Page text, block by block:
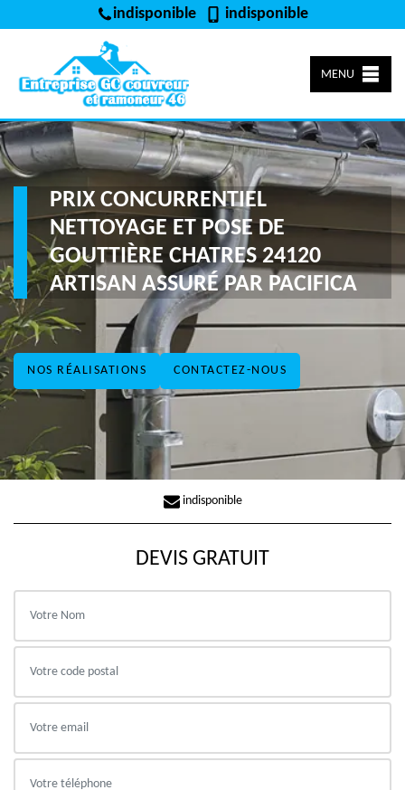
indisponible indisponible
MENU
NOS RÉALISATIONS CONTACTEZ-NOUS
PRIX CONCURRENTIEL
NETTOYAGE ET POSE DE
GOUTTIÈRE CHATRES 24120
ARTISAN ASSURÉ PAR PACIFICA
indisponible
DEVIS GRATUIT